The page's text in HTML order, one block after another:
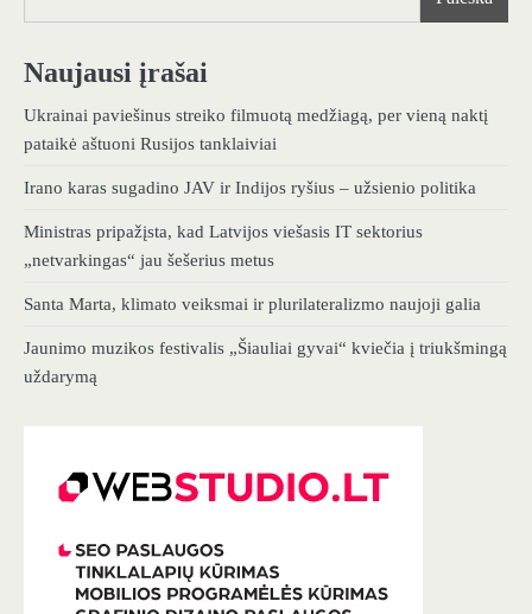
Naujausi įrašai
Ukrainai paviešinus streiko filmuotą medžiagą, per vieną naktį
pataikė aštuoni Rusijos tanklaiviai
Irano karas sugadino JAV ir Indijos ryšius – užsienio politika
Ministras pripažįsta, kad Latvijos viešasis IT sektorius
„netvarkingas“ jau šešerius metus
Santa Marta, klimato veiksmai ir plurilateralizmo naujoji galia
Jaunimo muzikos festivalis „Šiauliai gyvai“ kviečia į triukšmingą
uždarymą